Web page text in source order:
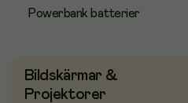
Powerbank batterier
Bildskärmar &
Projektorer